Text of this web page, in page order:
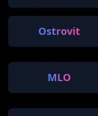
Ostrovit
MLO